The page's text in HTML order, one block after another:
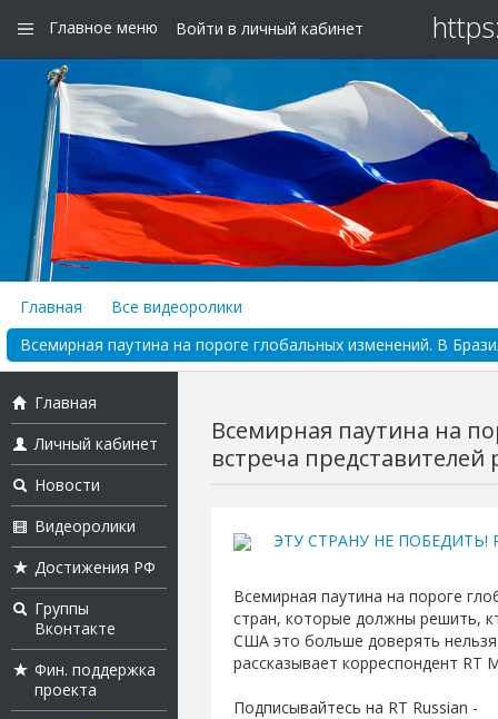
Главное меню Войти в личный кабинет
Главная
Все видеоролики
Всемирная паутина на пороге глобальных изменений. В
Главная
Личный кабинет
Новости
Видеоролики
Достижения РФ
Группы
Вконтакте
Фин. поддержка
проекта
Всемирная паутина на
встреча представителей
ЭТУ СТРАНУ НЕ ПОБЕДИТЬ!
Всемирная паутина на пороге
стран, которые должны решить,
США это больше доверять
рассказывает корреспондент RT
Подписывайтесь на RT Russian -